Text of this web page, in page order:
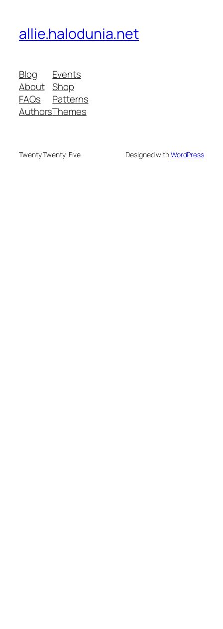
allie.halodunia.net
Blog
About
FAQs
Authors
Events
Shop
Patterns
Themes
Twenty Twenty-Five Designed withWordPress